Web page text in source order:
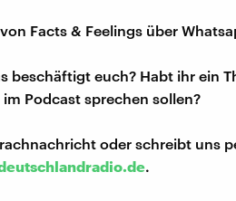
Facts & Feelings über
beschäftigt euch? Habt ihr ein
Podcast sprechen sollen?
oder schreibt uns
.